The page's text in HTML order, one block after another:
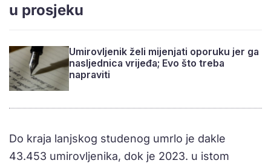
u prosjeku
Umirovljenik želi mijenjati oporuku jer ga
nasljednica vrijeđa; Evo što treba
napraviti
Do kraja lanjskog studenog umrlo je dakle
43.453 umirovljenika, dok je 2023. u istom